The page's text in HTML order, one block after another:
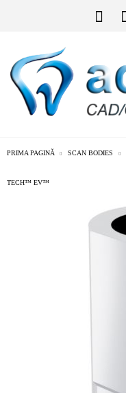
PRIMA PAGINĂ SCAN BODIES
TECH™ EV™